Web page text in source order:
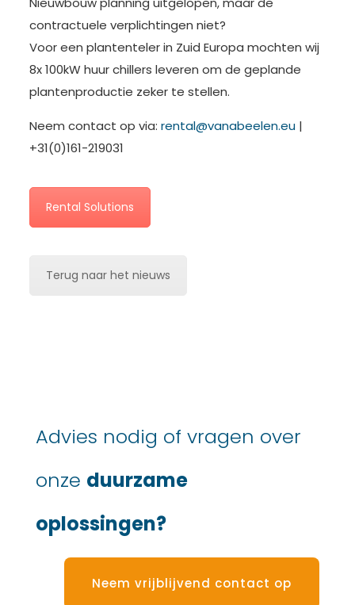
contractuele verplichtingen niet?
Voor een plantenteler in Zuid Europa mochten wij
8x 100kW huur chillers leveren om de geplande
plantenproductie zeker te stellen.
Neem contact op via: rental@vanabeelen.eu|
+31(0)161-219031
Rental Solutions
Terug naar het nieuws
Advies nodig of vragen over
onze duurzame
oplossingen?
Neem vrijblijvend contact op